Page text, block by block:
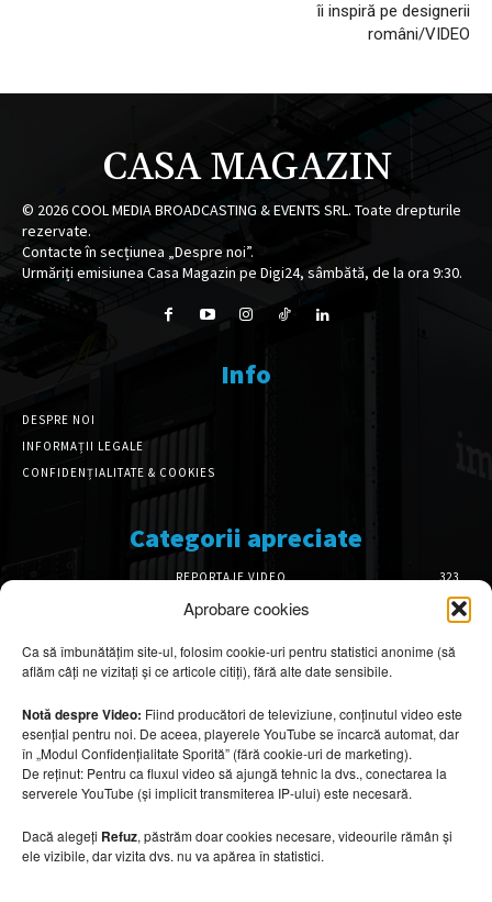
Aprobare cookies
Ca să îmbunătățim site-ul, folosim cookie-uri pentru statistici anonime (să
aflăm câți ne vizitați și ce articole citiți), fără alte date sensibile.
Notă despre Video: Fiind producători de televiziune, conținutul video este
esențial pentru noi. De aceea, playerele YouTube se încarcă automat, dar
în „Modul Confidențialitate Sporită” (fără cookie-uri de marketing).
De reținut: Pentru ca fluxul video să ajungă tehnic la dvs., conectarea la
serverele YouTube (și implicit transmiterea IP-ului) este necesară.
Dacă alegeți Refuz, păstrăm doar cookies necesare, videourile rămân și
ele vizibile, dar vizita dvs. nu va apărea în statistici.
îi inspiră pe designerii
români/VIDEO
CASA MAGAZIN
© 2026COOL MEDIA BROADCASTING & EVENTS SRL. Toate drepturile
rezervate.
Contacte în secțiunea „Despre noi”.
Urmăriți emisiunea Casa Magazin pe Digi24, sâmbătă, de la ora 9:30.
Info
DESPRE NOI
INFORMAȚII LEGALE
CONFIDENȚIALITATE & COOKIES
Categorii apreciate
REPORTAJE VIDEO
323
AMENAJĂRI INTERIOARE
126
DESIGN INTERIOR
64
ARHITECTURĂ & DESIGN
OPINII & ANALIZE
43
Articole recomandate
Secretele construirii bungalourilor
6 august 2026